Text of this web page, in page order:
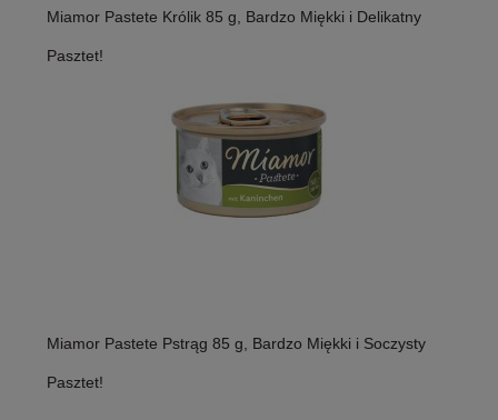
Miamor Pastete Królik 85 g, Bardzo Miękki i Delikatny
Pasztet!
Miamor Pastete Pstrąg 85 g, Bardzo Miękki i Soczysty
Pasztet!